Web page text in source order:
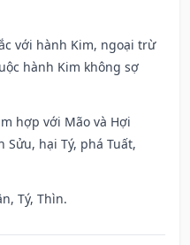
với hành Kim, ngoại trừ
hành Kim không sợ
hợp với Mão và Hợi
hại Tý, phá Tuất,
Tý, Thìn.